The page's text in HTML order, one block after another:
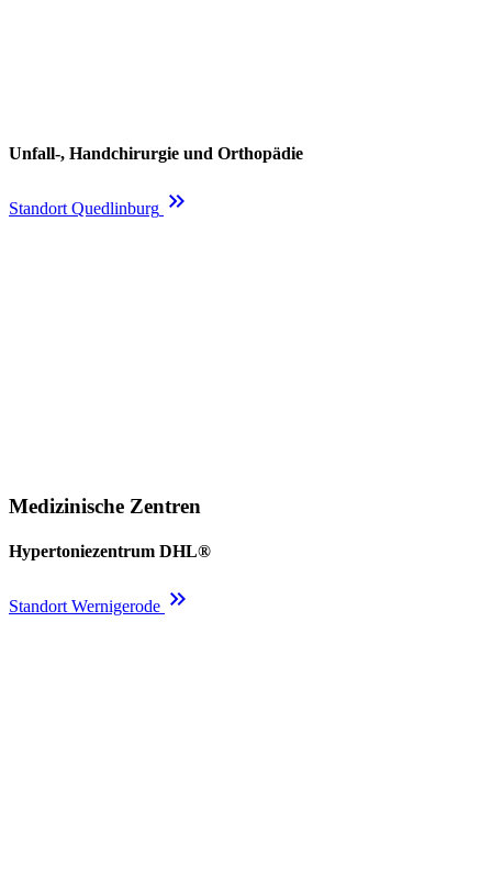
Unfall-, Handchirurgie und Orthopädie
Standort Quedlinburg keyboard_double_arrow_right
Medizinische Zentren
Hypertoniezentrum DHL®
Standort Wernigerode keyboard_double_arrow_right